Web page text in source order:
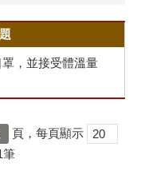
，並接受體溫量
頁，每頁顯示
筆